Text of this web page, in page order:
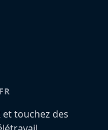
touchez des